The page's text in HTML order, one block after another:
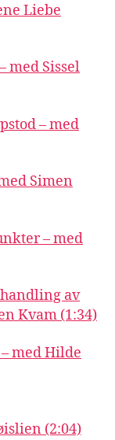
Liebe
med Sissel
– med
Simen
– med
av
Kvam (1:34)
med Hilde
(2:04)